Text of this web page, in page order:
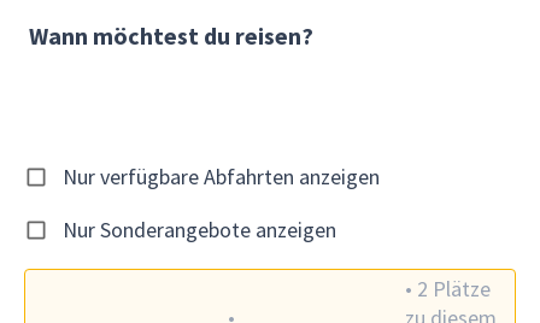
Wann möchtest du reisen?
Nur verfügbare Abfahrten anzeigen
Nur Sonderangebote anzeigen
• 2 Plätze